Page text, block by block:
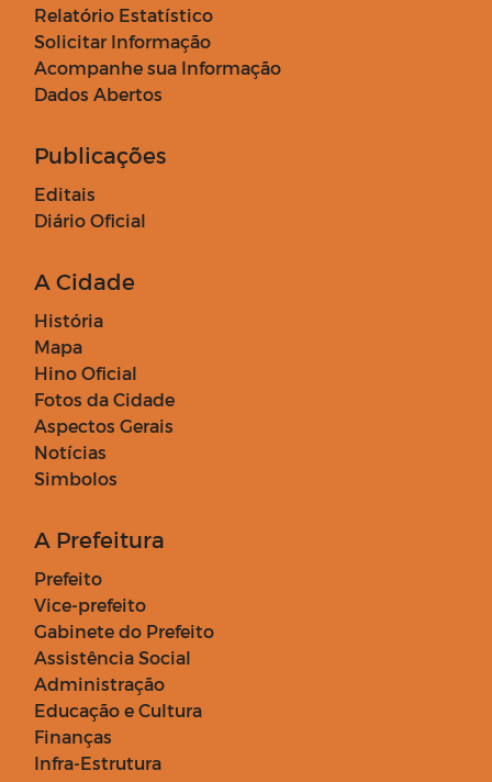
Relatório Estatístico
Solicitar Informação
Acompanhe sua Informação
Dados Abertos
Publicações
Editais
Diário Oficial
A Cidade
História
Mapa
Hino Oficial
Fotos da Cidade
Aspectos Gerais
Notícias
Simbolos
A Prefeitura
Prefeito
Vice-prefeito
Gabinete do Prefeito
Assistência Social
Administração
Educação e Cultura
Finanças
Infra-Estrutura